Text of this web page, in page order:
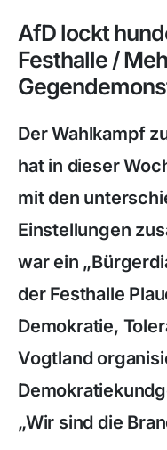
AfD lockt
Festhalle /
Der Wahlkampf
hat in dieser
mit den
Einstellungen
war ein
der Festhalle
Demokratie,
Vogtland
„Wir sind die